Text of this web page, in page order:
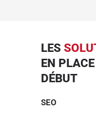
LES
EN
DÉBUT
SEO